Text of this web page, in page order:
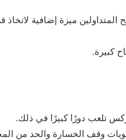
ميزة إضافية لاتخاذ
كبيرة.
تلعب دورًا كبيرًا في ذلك.
وقف الخسارة والحد من